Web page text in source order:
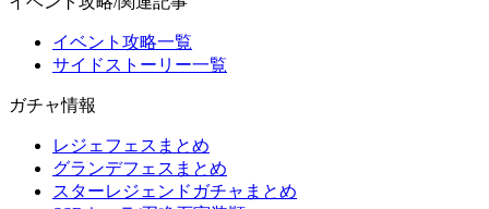
イベント攻略一覧
サイドストーリー一覧
ガチャ情報
レジェフェスまとめ
グランデフェスまとめ
スターレジェンドガチャまとめ